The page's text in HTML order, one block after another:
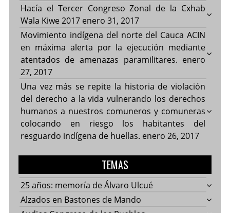
Hacía el Tercer Congreso Zonal de la Cxhab
Wala Kiwe 2017 enero 31, 2017
Movimiento indígena del norte del Cauca ACIN
en máxima alerta por la ejecución mediante
atentados de amenazas paramilitares. enero
27, 2017
Una vez más se repite la historia de violación
del derecho a la vida vulnerando los derechos
humanos a nuestros comuneros y comuneras
colocando en riesgo los habitantes del
resguardo indígena de huellas. enero 26, 2017
TEMAS
25 años: memoría de Álvaro Ulcué
Alzados en Bastones de Mando